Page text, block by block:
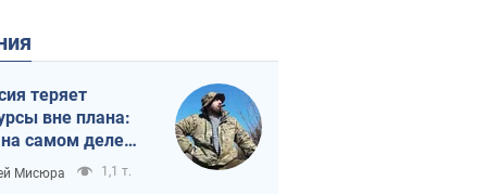
теряет
вне плана:
на самом деле
темп войны
Мисюра 1,1 т.